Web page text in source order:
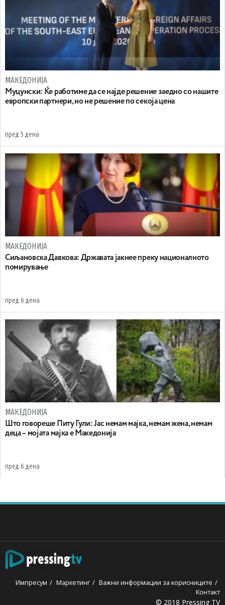
МАКЕДОНИЈА
Муцунски: Ќе работиме да се најде решение заедно со нашите
европски партнери, но не решение по секоја цена
пред 5 дена
МАКЕДОНИЈА
Сиљановска Давкова: Државата јакнее преку националното
помирување
пред 6 дена
МАКЕДОНИЈА
Што говореше Питу Гули: Јас немам мајка, немам жена, немам
деца – мојата мајка е Македонија
пред 6 дена
Импресум Маркетинг
Важни информации за корисниците
Контакт
© 2018 Pressing TV